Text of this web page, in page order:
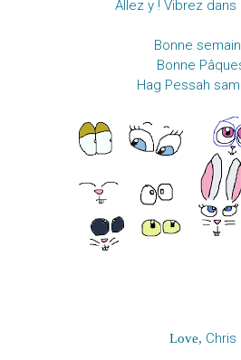
Allez y ! Vibrez dans
Bonne
Bonne
Hag Pessah
Love, Chris